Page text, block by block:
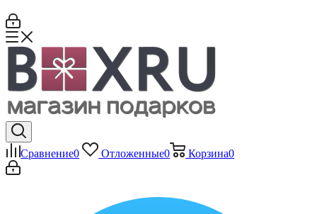
Сравнение0 Отложенные0 Корзина0